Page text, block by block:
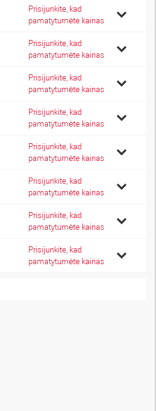
Prisijunkite, kad
pamatytumėte kainas
Prisijunkite, kad
pamatytumėte kainas
Prisijunkite, kad
pamatytumėte kainas
Prisijunkite, kad
pamatytumėte kainas
Prisijunkite, kad
pamatytumėte kainas
Prisijunkite, kad
pamatytumėte kainas
Prisijunkite, kad
pamatytumėte kainas
Prisijunkite, kad
pamatytumėte kainas